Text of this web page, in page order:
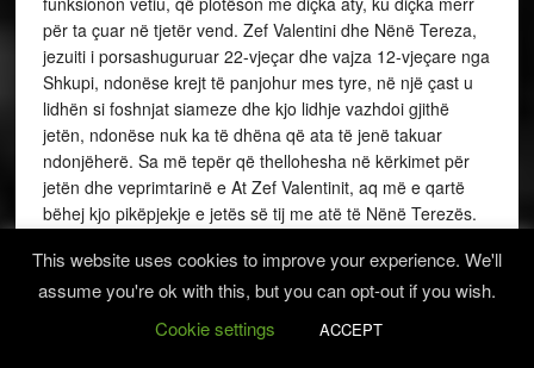
për ta çuar në tjetër vend. Zef Valentini dhe Nënë Tereza,
jezuiti i porsashuguruar 22-vjeçar dhe vajza 12-vjeçare nga
Shkupi, ndonëse krejt të panjohur mes tyre, në një çast u
lidhën si foshnjat siameze dhe kjo lidhje vazhdoi gjithë
jetën, ndonëse nuk ka të dhëna që ata të jenë takuar
ndonjëherë. Sa më tepër që thellohesha në kërkimet për
jetën dhe veprimtarinë e At Zef Valentinit, aq më e qartë
bëhej kjo pikëpjekje e jetës së tij me atë të Nënë Terezës.
të tyre. Gjithmonë e më tepër po më krijohej ideja se
biografia ime për Zef Valentinin do të duhej të ishte një libër
i dyfishtë, pra një biografi për të dhe për Nënë Terezën,
diçka e ngjashme me metodën që kishte përdorur Plutarku
This website uses cookies to improve your experience. We'll
assume you're ok with this, but you can opt-out if you wish.
Cookie settings
ACCEPT